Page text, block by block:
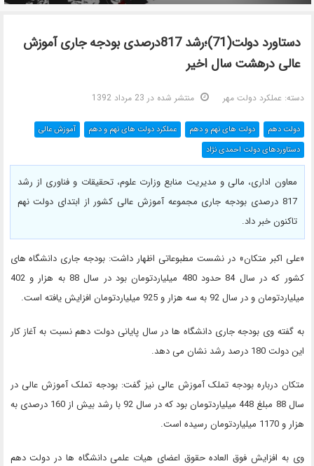
دستاورد دولت(71)؛رشد 817درصدی بودجه جاری آموزش
عالی درهشت سال اخیر
دسته:عملکرد دولت مهر منتشر شده در 23 مرداد 1392
دولت دهم دولت های نهم و دهم
عملکرد دولت های نهم و دهم
دستاوردهای دولت احمدی نژاد
آموزش عالی
معاون اداری، مالی و مدیریت منابع وزارت علوم، تحقیقات و فناوری از رشد
817 درصدی بودجه جاری مجموعه آموزش عالی کشور از ابتدای دولت نهم
تاکنون خبر داد.
«علی اکبر متکان» در نشست مطبوعاتی اظهار داشت: بودجه جاری دانشگاه های
کشور که در سال 84 حدود 480 میلیاردتومان بود در سال 88 به هزار و 402
میلیاردتومان و در سال 92 به سه هزار و 925 میلیاردتومان افزایش یافته است.
به گفته وی بودجه جاری دانشگاه ها در سال پایانی دولت دهم نسبت به آغاز کار
این دولت 180 درصد رشد نشان می دهد.
متکان درباره بودجه تملک آموزش عالی نیز گفت: بودجه تملک آموزش عالی در
سال 88 مبلغ 448 میلیاردتومان بود که در سال 92 با رشد بیش از 160 درصدی به
هزار و 1170 میلیاردتومان رسیده است.
وی به افزایش فوق العاده حقوق اعضای هیات علمی دانشگاه ها در دولت دهم